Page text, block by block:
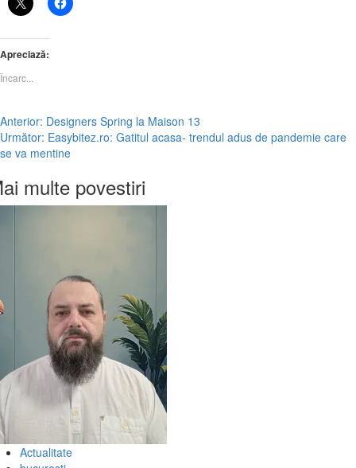
Apreciază:
Încarc...
Post
navigation
Anterior: Designers Spring la Maison 13
Următor: Easybitez.ro: Gatitul acasa- trendul adus de pandemie care
se va mentine
multe povestiri
Actualitate